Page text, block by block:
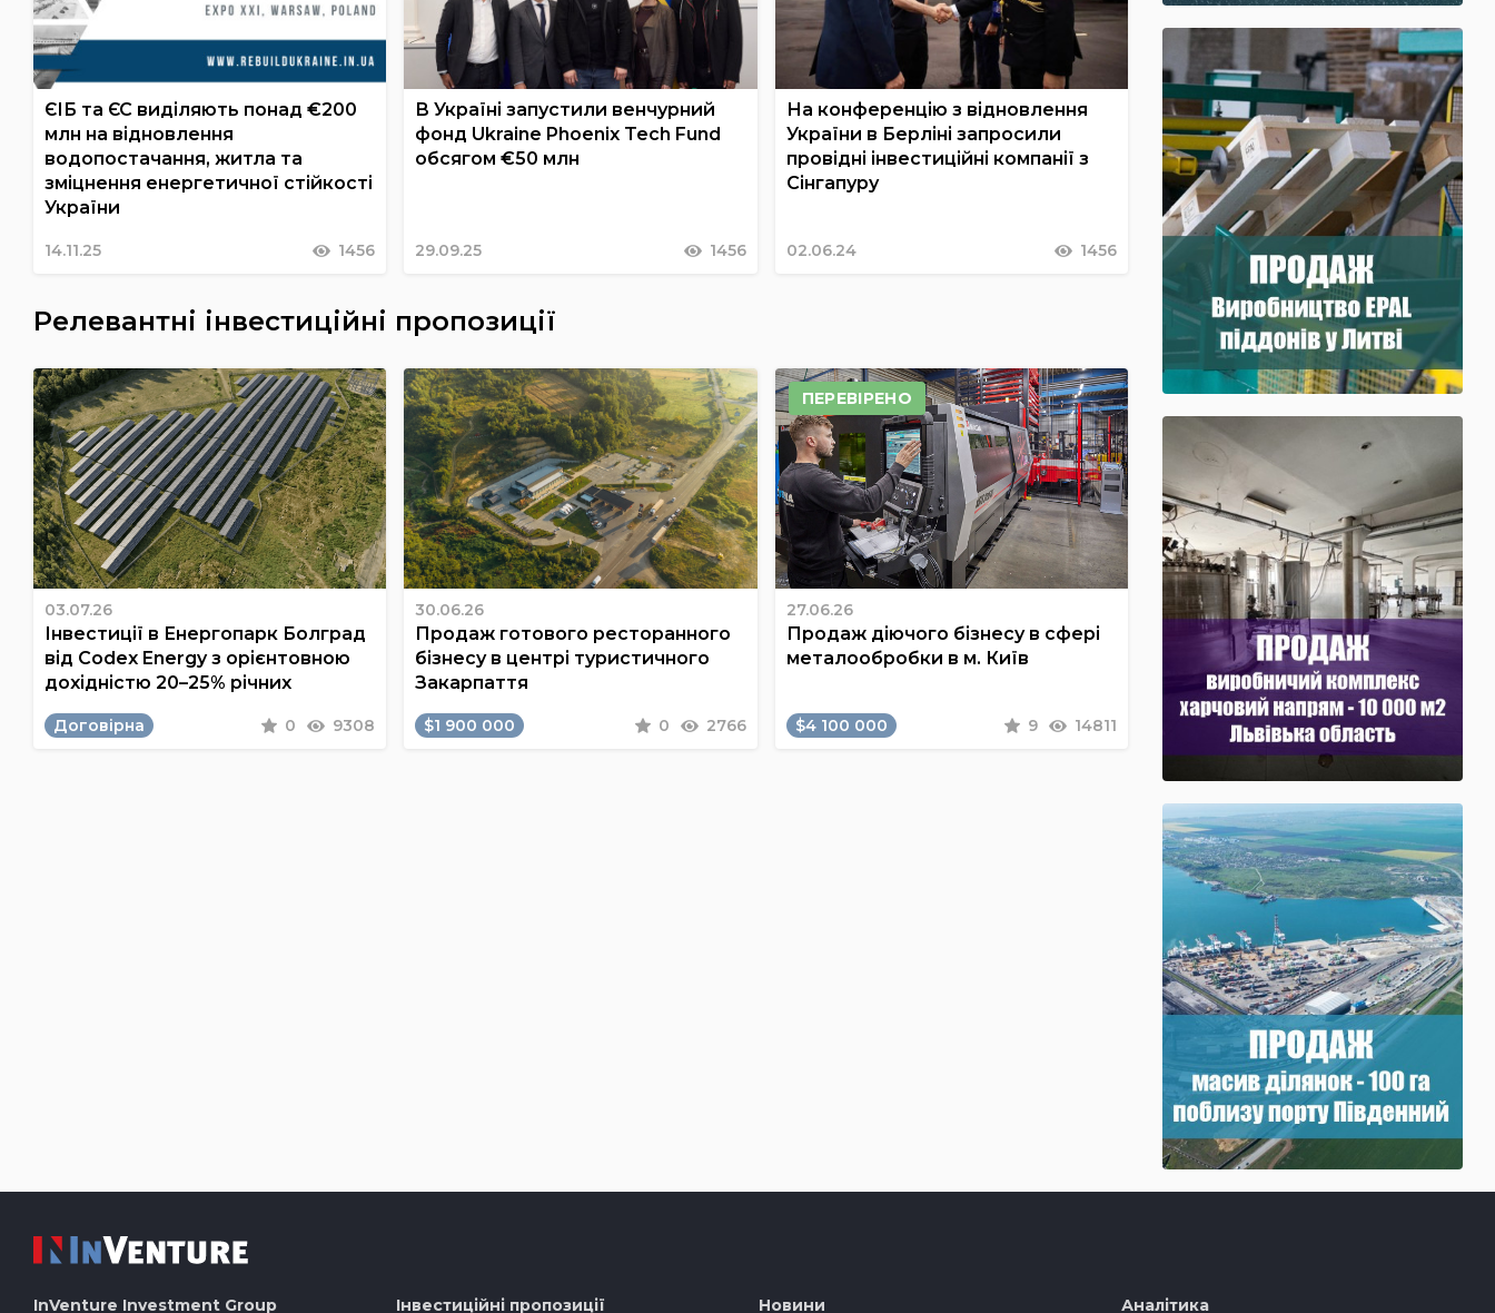
ЄІБ та ЄС виділяють понад €200
млн на відновлення
водопостачання, житла та
зміцнення енергетичної стійкості
України
14.11.25 1456
В Україні запустили венчурний
фонд Ukraine Phoenix Tech Fund
обсягом €50 млн
29.09.25 1456
На конференцію з відновлення
України в Берліні запросили
провідні інвестиційні компанії з
Сінгапуру
02.06.24 1456
Релевантні інвестиційні пропозиції
03.07.26
Інвестиції в Енергопарк Болград
від Codex Energy з орієнтовною
дохідністю 20–25% річних
Договірна 0 9308
30.06.26
Продаж готового ресторанного
бізнесу в центрі туристичного
Закарпаття
$1 900 000 0 2766
ПЕРЕВІРЕНО
27.06.26
Продаж діючого бізнесу в сфері
металообробки в м. Київ
$4 100 000 9 14811
InVenture Investment Group Інвестиційні пропозиції Новини Аналітика